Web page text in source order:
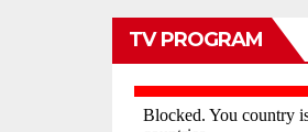
TV PROGRAM